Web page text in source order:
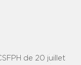
de 20 juillet